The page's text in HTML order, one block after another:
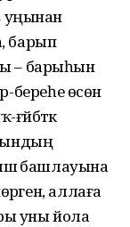
уңынан
барып
– барыһын
береһе өсөн
башлауына
аллаға
уны йола